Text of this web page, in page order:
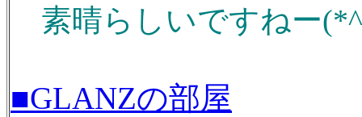
素晴らしいですねー
■GLANZの部屋